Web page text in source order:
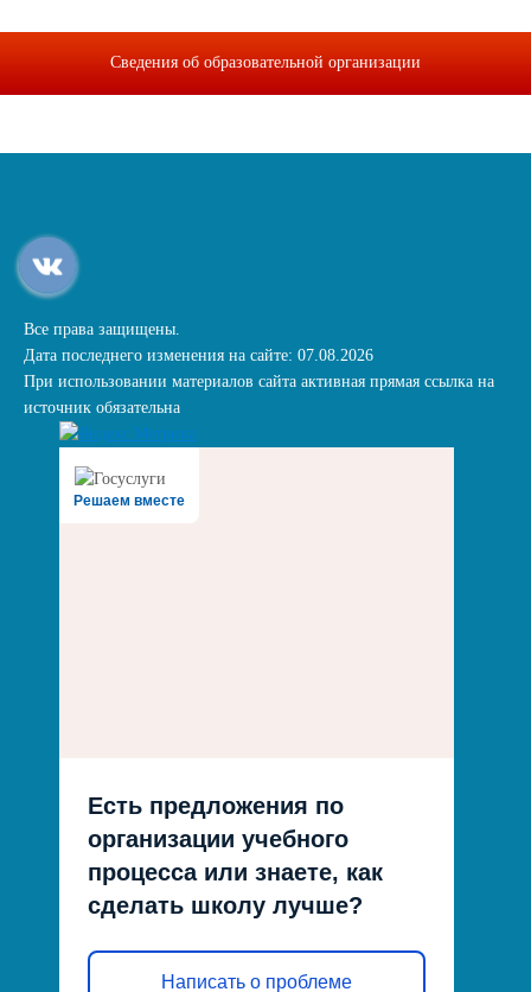
Сведения об образовательной организации
Все права защищены.
Дата последнего изменения на сайте: 07.08.2026
При использовании материалов сайта активная прямая ссылка на
источник обязательна
Решаем вместе
Есть предложения по
организации учебного
процесса или знаете, как
сделать школу лучше?
Написать о проблеме